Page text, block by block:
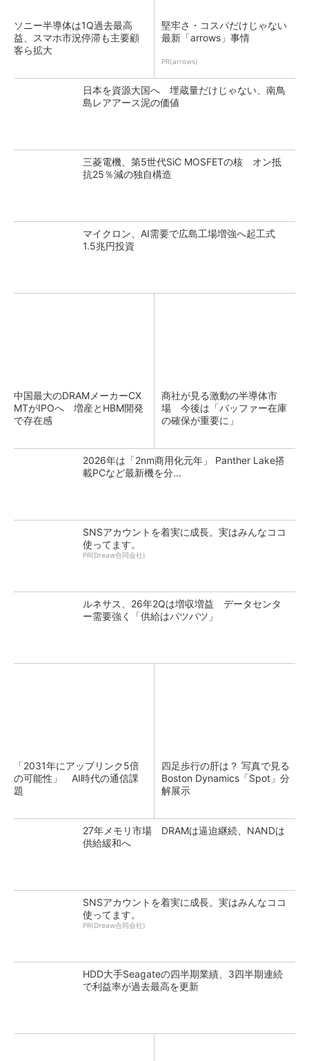
ソニー半導体は1Q過去最高
益、スマホ市況停滞も主要顧
客ら拡大
堅牢さ・コスパだけじゃない
最新「arrows」事情
PR(arrows)
日本を資源大国へ 埋蔵量だけじゃない、南鳥
島レアアース泥の価値
三菱電機、第5世代SiC MOSFETの核 オン抵
抗25％減の独自構造
マイクロン、AI需要で広島工場増強へ起工式
1.5兆円投資
中国最大のDRAMメーカーCX
MTがIPOへ 増産とHBM開発
で存在感
商社が見る激動の半導体市
場 今後は「バッファー在庫
の確保が重要に」
2026年は「2nm商用化元年」 Panther Lake搭
載PCなど最新機を分...
SNSアカウントを着実に成長。実はみんなココ
使ってます。
PR(Dreaw合同会社)
ルネサス、26年2Qは増収増益 データセンタ
ー需要強く「供給はパツパツ」
「2031年にアップリンク5倍
の可能性」 AI時代の通信課
題
四足歩行の肝は？ 写真で見る
Boston Dynamics「Spot」分
解展示
27年メモリ市場 DRAMは逼迫継続、NANDは
供給緩和へ
SNSアカウントを着実に成長。実はみんなココ
使ってます。
PR(Dreaw合同会社)
HDD大手Seagateの四半期業績、3四半期連続
で利益率が過去最高を更新